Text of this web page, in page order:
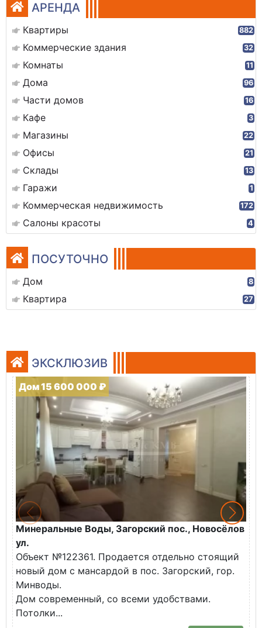
АРЕНДА
Квартиры 882
Коммерческие здания 32
Комнаты 11
Дома 96
Части домов 16
Кафе 3
Магазины 22
Офисы 21
Склады 13
Гаражи 1
Коммерческая недвижимость 172
Салоны красоты 4
ПОСУТОЧНО
Дом 8
Квартира 27
ЭКСКЛЮЗИВ
Дом 15 600 000 ₽
Минеральные Воды, Загорский пос., Новосёлов
ул.
Объект №122361. Продается отдельно стоящий
новый дом с мансардой в пос. Загорский, гор.
Минводы.
Дом современный, со всеми удобствами.
Потолки...